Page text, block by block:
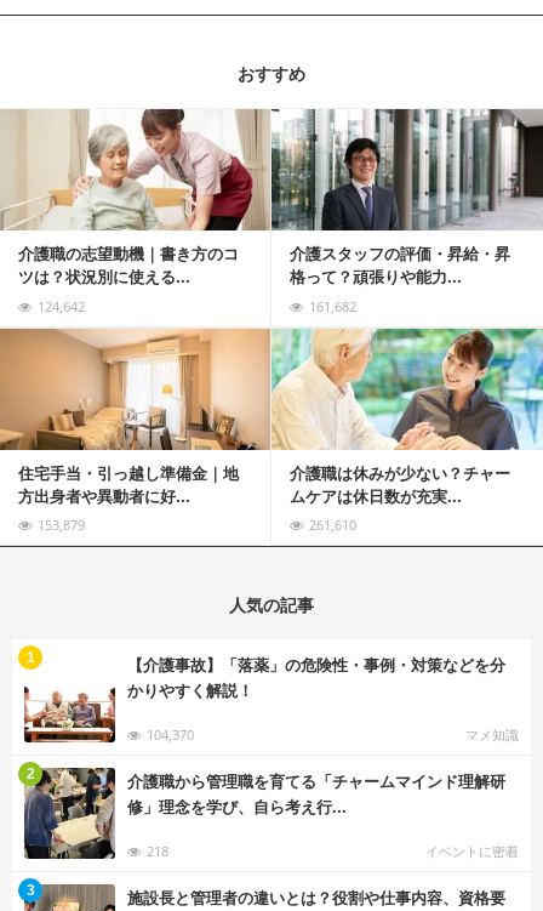
おすすめ
介護職の志望動機｜書き方のコ
ツは？状況別に使える...
124,642
介護スタッフの評価・昇給・昇
格って？頑張りや能力...
161,682
記事を読む
住宅手当・引っ越し準備金｜地
方出身者や異動者に好...
153,879
介護職は休みが少ない？チャー
ムケアは休日数が充実...
261,610
記事を読む
人気の記事
【介護事故】「落薬」の危険性・事例・対策などを分
かりやすく解説！
104,370 マメ知識
1
介護職から管理職を育てる「チャームマインド理解研
修」理念を学び、自ら考え行...
218 イベントに密着
2
施設長と管理者の違いとは？役割や仕事内容、資格要
3